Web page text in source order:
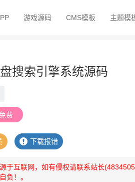
游戏源码 CMS模板 主题模
搜索引擎系统源码
费
下载报错
于互联网，如有侵权请联系站长
负！。